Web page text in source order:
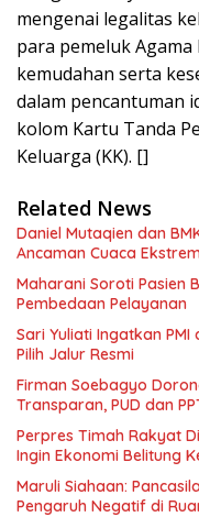
mengenai legalitas
para pemeluk
kemudahan serta
dalam pencantuman
kolom Kartu Tanda
Keluarga (KK). []
Related News
Daniel Mutaqien dan
Ancaman Cuaca Ekstrem
Maharani Soroti Pasien
Pembedaan Pelayanan
Sari Yuliati Ingatkan
Pilih Jalur Resmi
Firman Soebagyo
Transparan, PUD dan
Perpres Timah Rakyat
Ingin Ekonomi Belitung
Maruli Siahaan:
Pengaruh Negatif di